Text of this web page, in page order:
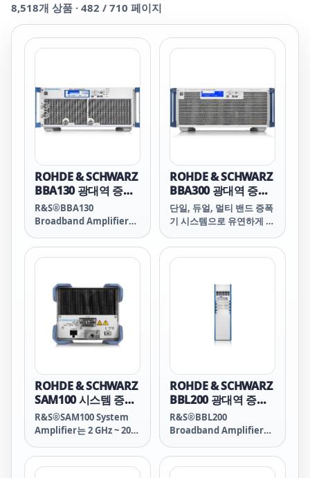
8,518개 상품 · 482 / 710 페이지
ROHDE & SCHWARZ
BBA130 광대역 증폭
기
R&S®BBA130
Broadband Amplifier는
역에서 22 W ~ 13000 W의
RF 출력을 제공합니다. 견
환경을 위해 최적의 RF 신
호를 생성할 수 있도록 유
연한 설정 옵션을 제공합니
다. 그러므로 운용 중 Class
A와 Class AB 간 트랜지스
정하고 출력에서 부정합 허
용 한도를 변경하여 더 높
은 출력을 제공할 수 있습
니다. 공냉식 증폭기는 초
소형 모듈식으로 설계되었
으며, 데스크톱 모델로도
적합하고 랙에 설치할 수도
있습니다. 주파수 및 출력
을 업그레이드할 수 있어
ROHDE & SCHWARZ
BBA300 광대역 증폭
기
단일, 듀얼, 멀티 밴드 증폭
기 시스템으로 유연하게 구
ROHDE & SCHWARZ
SAM100 시스템 증폭
기
R&S®SAM100 System
Amplifier는 2 GHz ~ 20
broadband 솔리드 스테
이트 Microwave 증폭기
ROHDE & SCHWARZ
BBL200 광대역 증폭
기
R&S®BBL200
Broadband Amplifier는
용 환경에 적합합니다.
R&S®BBL200